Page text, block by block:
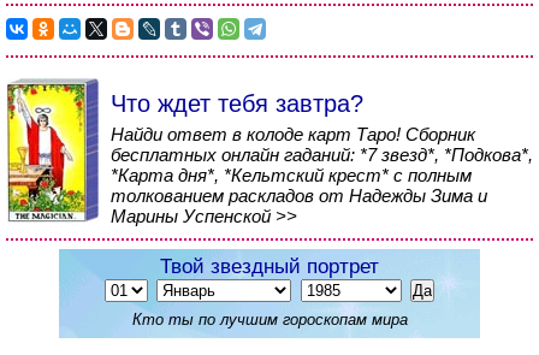
Что ждет тебя завтра?
Найди ответ в колоде карт Таро! Сборник
бесплатных онлайн гаданий: *7 звезд*, *Подкова*,
*Карта дня*, *Кельтский крест* с полным
толкованием раскладов от Надежды Зима и
Марины Успенской >>
Твой звездный портрет
Кто ты по лучшим гороскопам мира